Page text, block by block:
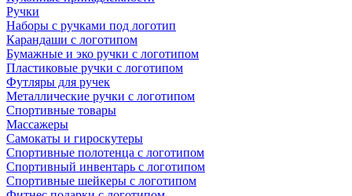
Ручки
Наборы с ручками под логотип
Карандаши с логотипом
Бумажные и эко ручки с логотипом
Пластиковые ручки с логотипом
Футляры для ручек
Металлические ручки с логотипом
Спортивные товары
Массажеры
Самокаты и гироскутеры
Спортивные полотенца с логотипом
Спортивный инвентарь с логотипом
Спортивные шейкеры с логотипом